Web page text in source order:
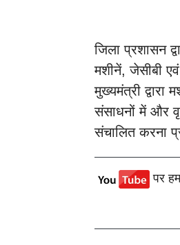
जिला प्रशासन
मशीनें, जेसीबी
मुख्यमंत्री
संसाधनों में और
संचालित करना
पर